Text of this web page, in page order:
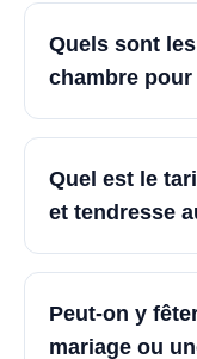
Quels sont
chambre
Quel est le
et tendresse
Peut-on y
mariage ou